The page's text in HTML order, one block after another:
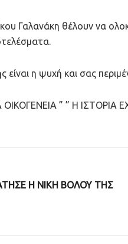
Γαλανάκη θέλουν να
είναι η ψυχή και σας
” ” Η ΙΣΤΟΡΙΑ
Η ΝΙΚΗ ΒΟΛΟΥ ΤΗΣ